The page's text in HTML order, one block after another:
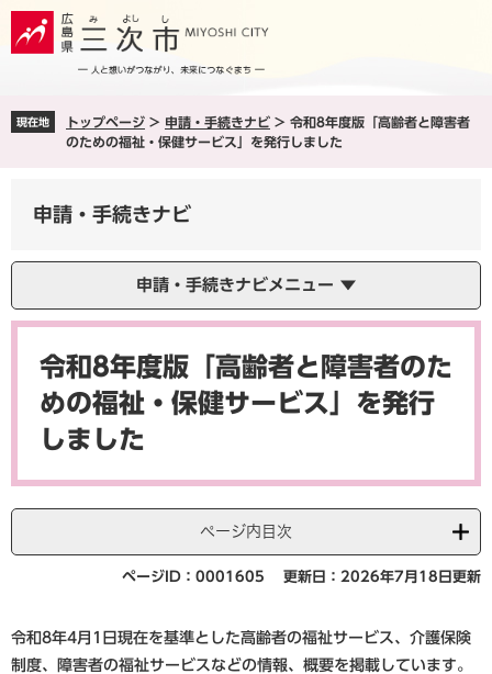
ペ
ジ
メ
ュ
へ
現在地 トップページ > 申請・手続きナビ > 令和8年度版「高齢者と障害者
のための福祉・保健サービス」を発行しました
申請・手続きナビ
申請・手続きナビメニュー
本
令和8年度版「高齢者と障害者のた
めの福祉・保健サービス」を発行
しました
ページ内目次
ページID：0001605 更新日：2026年7月18日更新
令和8年4月1日現在を基準とした高齢者の福祉サービス、介護保険
制度、障害者の福祉サービスなどの情報、概要を掲載しています。